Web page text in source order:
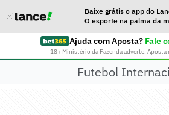
Baixe grátis o app do
O esporte na palma da
Ajuda com Aposta? Fale
18+ Ministério da Fazenda adverte:
Futebol